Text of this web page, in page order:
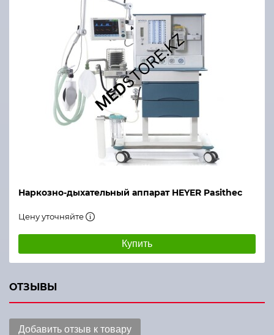
Наркозно-дыхательный аппарат HEYER Pasithec
Цену уточняйте
Купить
ОТЗЫВЫ
Добавить отзыв к товару